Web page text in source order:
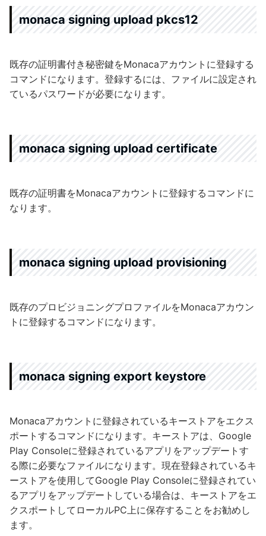
monaca signing upload pkcs12
既存の証明書付き秘密鍵をMonacaアカウントに登録する
コマンドになります。登録するには、ファイルに設定され
ているパスワードが必要になります。
monaca signing upload certificate
既存の証明書をMonacaアカウントに登録するコマンドに
なります。
monaca signing upload provisioning
既存のプロビジョニングプロファイルをMonacaアカウン
トに登録するコマンドになります。
monaca signing export keystore
Monacaアカウントに登録されているキーストアをエクス
ポートするコマンドになります。キーストアは、Google
Play Consoleに登録されているアプリをアップデートす
る際に必要なファイルになります。現在登録されているキ
ーストアを使用してGoogle Play Consoleに登録されてい
るアプリをアップデートしている場合は、キーストアをエ
クスポートしてローカルPC上に保存することをお勧めし
ます。